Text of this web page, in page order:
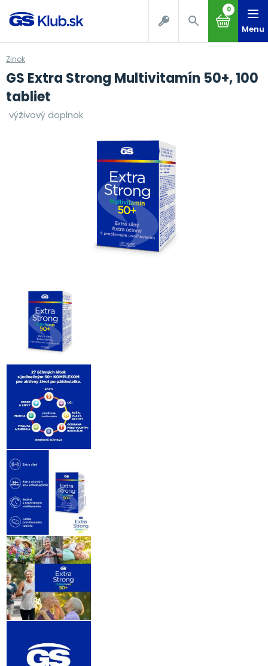
0
Menu
Zinok
GS Extra Strong Multivitamín 50+, 100
tabliet
výživový doplnok